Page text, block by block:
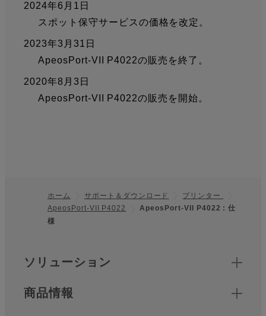
2024年6月1日
スポット保守サービスの価格を改定。
2023年3月31日
ApeosPort-VII P4022の販売を終了。
2020年8月3日
ApeosPort-VII P4022の販売を開始。
フッター
ホーム サポート＆ダウンロード
プリンター
ApeosPort-VII P4022
ApeosPort-VII P4022 : 仕
様
クイックリンク
ソリューション
商品情報